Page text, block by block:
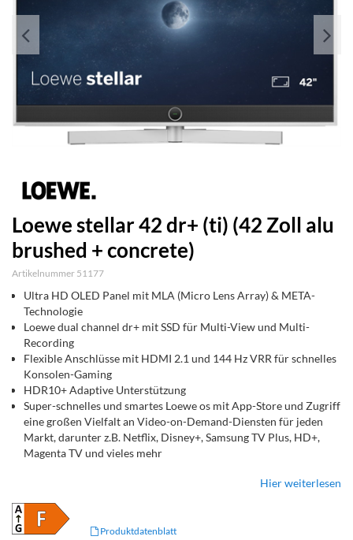
Loewe stellar 42 dr+ (ti) (42 Zoll alu
brushed + concrete)
Artikelnummer 51177
Ultra HD OLED Panel mit MLA (Micro Lens Array) & META-
Technologie
Loewe dual channel dr+ mit SSD für Multi-View und Multi-
Recording
Flexible Anschlüsse mit HDMI 2.1 und 144 Hz VRR für schnelles
Konsolen-Gaming
HDR10+ Adaptive Unterstützung
Super-schnelles und smartes Loewe os mit App-Store und Zugriff
eine großen Vielfalt an Video-on-Demand-Diensten für jeden
Markt, darunter z.B. Netflix, Disney+, Samsung TV Plus, HD+,
Magenta TV und vieles mehr
Dezentes Loewe magic.light und Bodenstandfuß mit
magic.motion
Loewe stellar mini Fernbedienung mit Bluetooth und
Hier weiterlesen
Produktdatenblatt